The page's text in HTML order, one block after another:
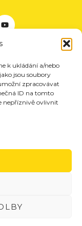
k ukládání a/nebo
jsou soubory
zpracovávat
ID na tomto
nepříznivě ovlivnit